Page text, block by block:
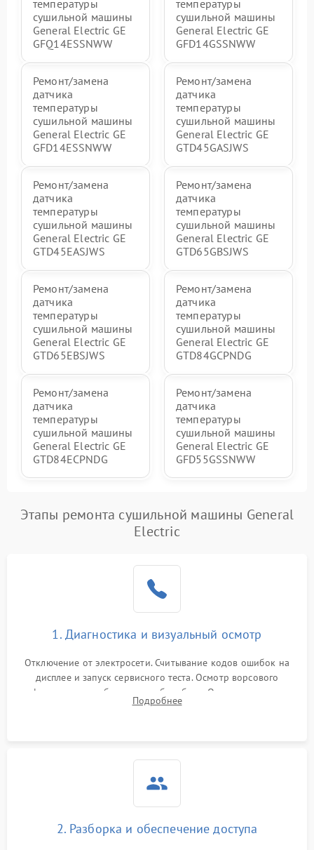
температуры
сушильной машины
General Electric GE
GFQ14ESSNWW
температуры
сушильной машины
General Electric GE
GFD14GSSNWW
Ремонт/замена
датчика
температуры
сушильной машины
General Electric GE
GFD14ESSNWW
Ремонт/замена
датчика
температуры
сушильной машины
General Electric GE
GTD45GASJWS
Ремонт/замена
датчика
температуры
сушильной машины
General Electric GE
GTD45EASJWS
Ремонт/замена
датчика
температуры
сушильной машины
General Electric GE
GTD65GBSJWS
Ремонт/замена
датчика
температуры
сушильной машины
General Electric GE
GTD65EBSJWS
Ремонт/замена
датчика
температуры
сушильной машины
General Electric GE
GTD84GCPNDG
Ремонт/замена
датчика
температуры
сушильной машины
General Electric GE
GTD84ECPNDG
Ремонт/замена
датчика
температуры
сушильной машины
General Electric GE
GFD55GSSNWW
Этапы ремонта сушильной машины General
Electric
1. Диагностика и визуальный осмотр
Отключение от электросети. Считывание кодов ошибок на
дисплее и запуск сервисного теста. Осмотр ворсового
фильтра, теплообменника и барабана. Опрос клиента о
неисправностях (не сушит, не крутит барабан, сильно шумит
Подробнее
2. Разборка и обеспечение доступа